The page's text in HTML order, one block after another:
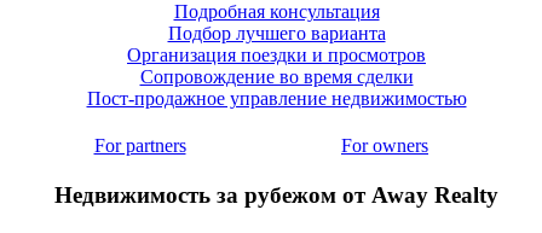
Подробная консультация
Подбор лучшего варианта
Организация поездки и просмотров
Сопровождение во время сделки
Пост-продажное управление недвижимостью
For partners For owners
Недвижимость за рубежом от Away Realty